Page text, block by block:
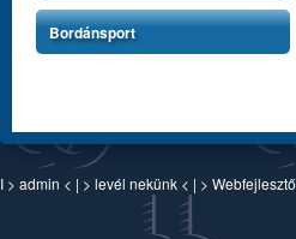
Bordánsport
I > admin < | > levél nekünk < | >